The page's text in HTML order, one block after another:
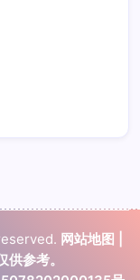
网站地图
参考。